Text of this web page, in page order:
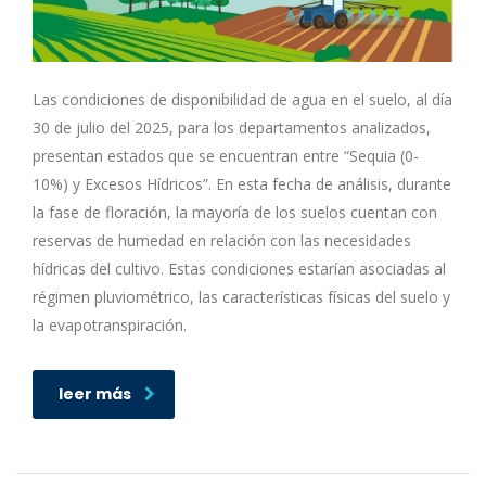
Las condiciones de disponibilidad de agua en el suelo, al día
30 de julio del 2025, para los departamentos analizados,
presentan estados que se encuentran entre “Sequia (0-
10%) y Excesos Hídricos”. En esta fecha de análisis, durante
la fase de floración, la mayoría de los suelos cuentan con
reservas de humedad en relación con las necesidades
hídricas del cultivo. Estas condiciones estarían asociadas al
régimen pluviométrico, las características físicas del suelo y
la evapotranspiración.
leer más